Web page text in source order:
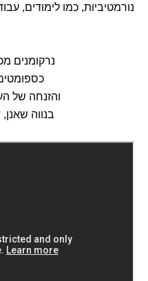
נורמטיביות, כמו לימודים,
נרקומנים
כספומטים
והזנחה של
בנווה